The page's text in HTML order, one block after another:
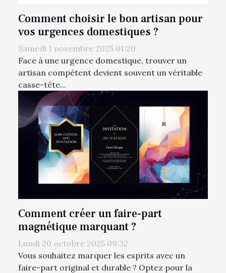
Comment choisir le bon artisan pour
vos urgences domestiques ?
Samedi 1 novembre 2025 01:20
Face à une urgence domestique, trouver un
artisan compétent devient souvent un véritable
casse-tête...
Comment créer un faire-part
magnétique marquant ?
Lundi 20 octobre 2025 09:32
Vous souhaitez marquer les esprits avec un
faire-part original et durable ? Optez pour la